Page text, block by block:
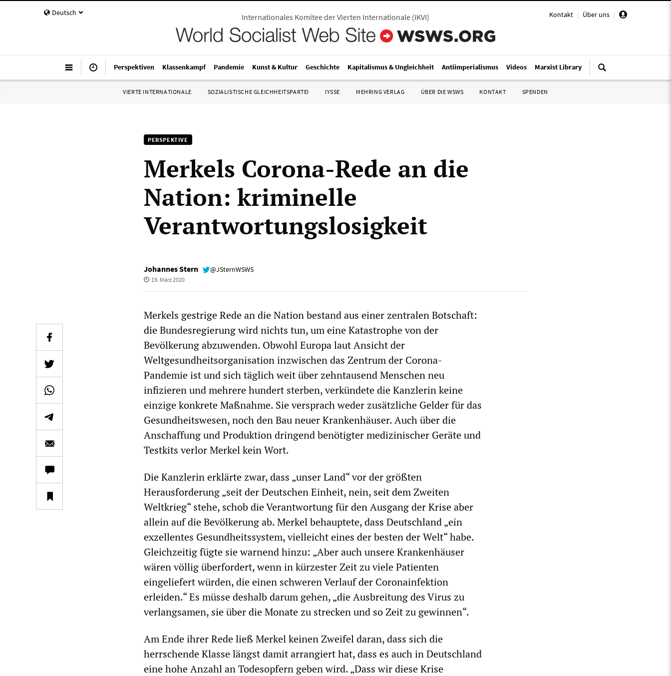
Deutsch Kontakt | Über uns |
Internationales Komitee der Vierten Internationale (IKVI)
Perspektiven Klassenkampf Pandemie Kunst & Kultur Geschichte Kapitalismus & Ungleichheit Antiimperialismus Videos Marxist Library
VIERTE INTERNATIONALE SOZIALISTISCHE GLEICHHEITSPARTEI IYSSE MEHRING VERLAG ÜBER DIE WSWS KONTAKT SPENDEN
PERSPEKTIVE
Merkels Corona-Rede an die
Nation: kriminelle
Verantwortungslosigkeit
Johannes Stern @JSternWSWS
19. März 2020
Merkels gestrige Rede an die Nation bestand aus einer zentralen Botschaft:
die Bundesregierung wird nichts tun, um eine Katastrophe von der
Bevölkerung abzuwenden. Obwohl Europa laut Ansicht der
Weltgesundheitsorganisation inzwischen das Zentrum der Corona-
Pandemie ist und sich täglich weit über zehntausend Menschen neu
infizieren und mehrere hundert sterben, verkündete die Kanzlerin keine
einzige konkrete Maßnahme. Sie versprach weder zusätzliche Gelder für das
Gesundheitswesen, noch den Bau neuer Krankenhäuser. Auch über die
Anschaffung und Produktion dringend benötigter medizinischer Geräte und
Testkits verlor Merkel kein Wort.
Die Kanzlerin erklärte zwar, dass „unser Land“ vor der größten
Herausforderung „seit der Deutschen Einheit, nein, seit dem Zweiten
Weltkrieg“ stehe, schob die Verantwortung für den Ausgang der Krise aber
allein auf die Bevölkerung ab. Merkel behauptete, dass Deutschland „ein
exzellentes Gesundheitssystem, vielleicht eines der besten der Welt“ habe.
Gleichzeitig fügte sie warnend hinzu: „Aber auch unsere Krankenhäuser
wären völlig überfordert, wenn in kürzester Zeit zu viele Patienten
eingeliefert würden, die einen schweren Verlauf der Coronainfektion
erleiden.“ Es müsse deshalb darum gehen, „die Ausbreitung des Virus zu
verlangsamen, sie über die Monate zu strecken und so Zeit zu gewinnen“.
Am Ende ihrer Rede ließ Merkel keinen Zweifel daran, dass sich die
herrschende Klasse längst damit arrangiert hat, dass es auch in Deutschland
eine hohe Anzahl an Todesopfern geben wird. „Dass wir diese Krise